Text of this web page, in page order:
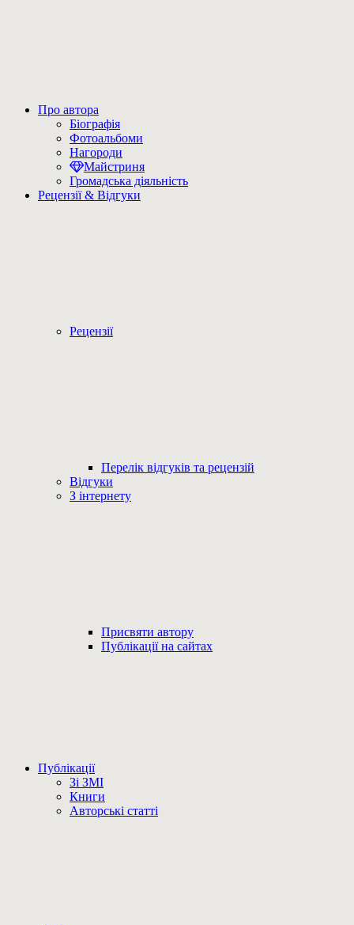
Про автора
Біографія
Фотоальбоми
Нагороди
Майстриня
Громадська діяльність
Рецензії & Відгуки
Рецензії
Перелік відгуків та рецензій
Відгуки
З інтернету
Присвяти автору
Публікації на сайтах
Публікації
Зі ЗМІ
Книги
Авторські статті